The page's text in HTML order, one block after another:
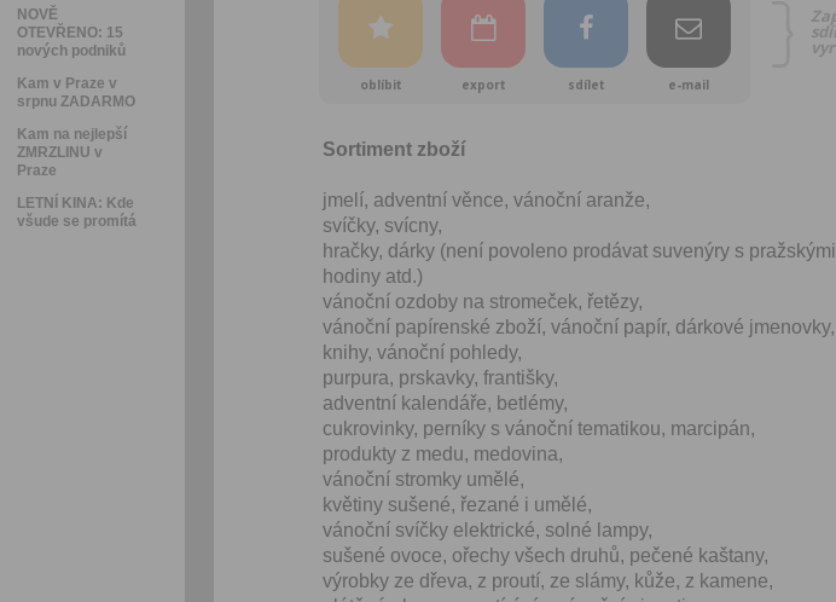
NOVĚ
OTEVŘENO: 15
nových podniků
Kam v Praze v
srpnu ZADARMO
Kam na nejlepší
ZMRZLINU v
Praze
LETNÍ KINA: Kde
všude se promítá
oblíbit export sdílet e-mail
Sortiment zboží
jmelí, adventní věnce, vánoční aranže,
svíčky, svícny,
hračky, dárky (není povoleno prodávat suvenýry s
hodiny atd.)
vánoční ozdoby na stromeček, řetězy,
vánoční papírenské zboží, vánoční papír, dárkové jmenovky,
knihy, vánoční pohledy,
purpura, prskavky, františky,
adventní kalendáře, betlémy,
cukrovinky, perníky s vánoční tematikou, marcipán,
produkty z medu, medovina,
vánoční stromky umělé,
květiny sušené, řezané i umělé,
vánoční svíčky elektrické, solné lampy,
sušené ovoce, ořechy všech druhů, pečené kaštany,
výrobky ze dřeva, z proutí, ze slámy, kůže, z kamene,